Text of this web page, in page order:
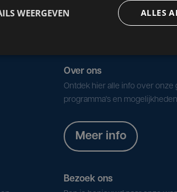
Over ons
Ontdek hier alle info over onze
programma's en
Meer info
Bezoek ons
ALLES
WEERGEVEN